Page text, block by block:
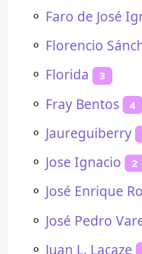
⚬ Faro de José
⚬ Florencio
⚬ Florida 3
⚬ Fray Bentos 4
⚬ Jaureguiberry
⚬ Jose Ignacio 2
⚬ José Enrique
⚬ José Pedro
⚬ Juan L. Lacaze